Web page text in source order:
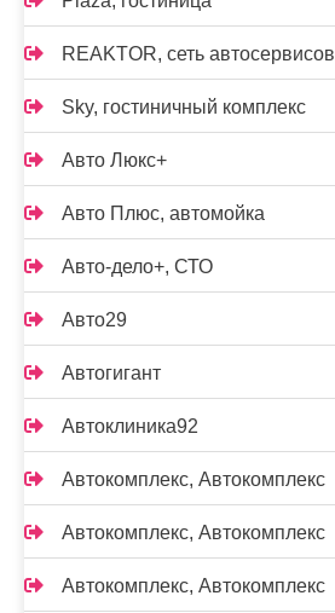
REAKTOR, сеть автосервисов
Sky, гостиничный комплекс
Авто Люкс+
Авто Плюс, автомойка
Авто-дело+, СТО
Авто29
Автогигант
Автоклиника92
Автокомплекс, Автокомплекс
Автокомплекс, Автокомплекс
Автокомплекс, Автокомплекс